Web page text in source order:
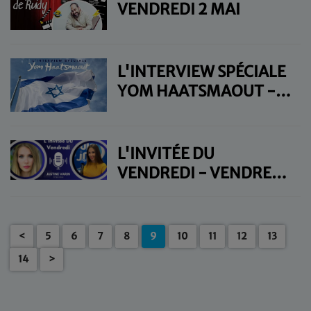
VENDREDI 2 MAI
L'INTERVIEW SPÉCIALE
YOM HAATSMAOUT -
L'INVITÉE DU
VENDREDI - VENDREDI
< 5 6 7 8 9 10 11 12
13
14
>